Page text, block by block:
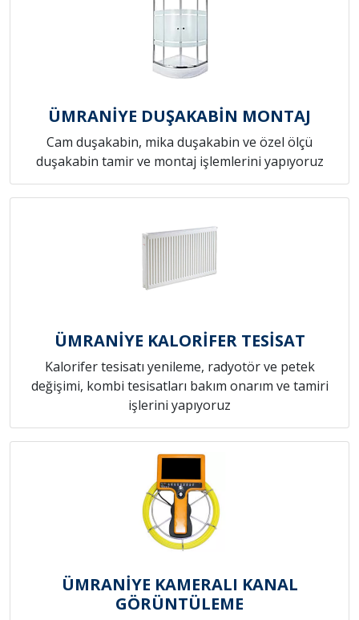
ÜMRANİYE DUŞAKABİN MONTAJ
Cam duşakabin, mika duşakabin ve özel ölçü
duşakabin tamir ve montaj işlemlerini yapıyoruz
ÜMRANİYE KALORİFER TESİSAT
Kalorifer tesisatı yenileme, radyotör ve petek
değişimi, kombi tesisatları bakım onarım ve tamiri
işlerini yapıyoruz
ÜMRANİYE KAMERALI KANAL
GÖRÜNTÜLEME